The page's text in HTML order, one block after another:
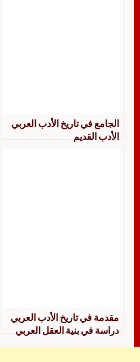
الجامع في تاريخ الأدب العربي
الأدب القديم
مقدمة في تاريخ الأدب العربي
دراسة في بنية العقل العربي